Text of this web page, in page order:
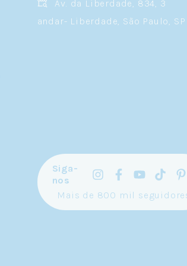
Av. da Liberdade, 834, 3
andar- Liberdade, São Paulo, SP
Siga-
nos
Mais de 800 mil